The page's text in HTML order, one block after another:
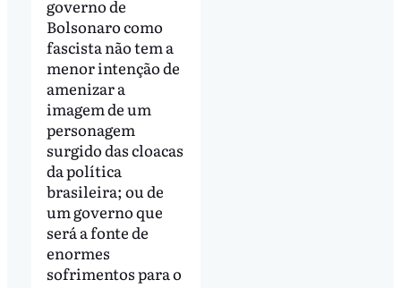
governo de
Bolsonaro como
fascista não tem a
menor intenção de
amenizar a
imagem de um
personagem
surgido das cloacas
da política
brasileira; ou de
um governo que
será a fonte de
enormes
sofrimentos para o